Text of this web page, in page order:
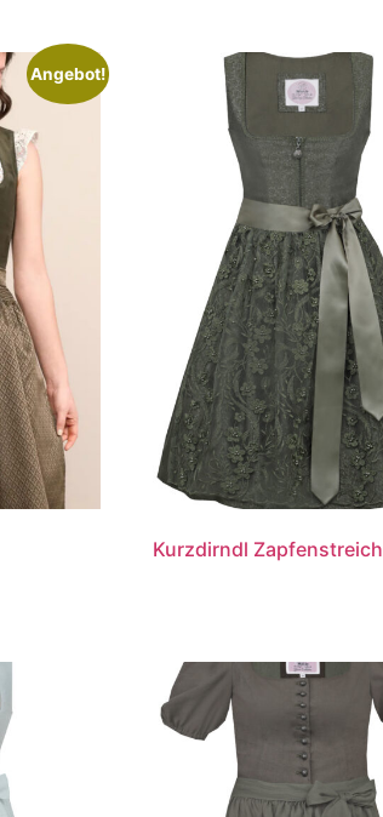
Angebot!
Kurzdirndl Zapfenstreich